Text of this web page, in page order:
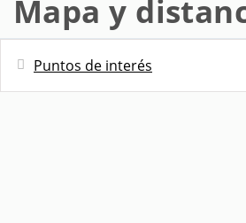
Mapa y
Puntos de interés